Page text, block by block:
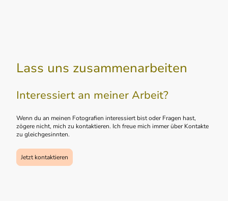
Lass uns zusammenarbeiten
Interessiert an meiner Arbeit?
Wenn du an meinen Fotografien interessiert bist oder Fragen hast,
zögere nicht, mich zu kontaktieren. Ich freue mich immer über Kontakte
zu gleichgesinnten.
Jetzt kontaktieren